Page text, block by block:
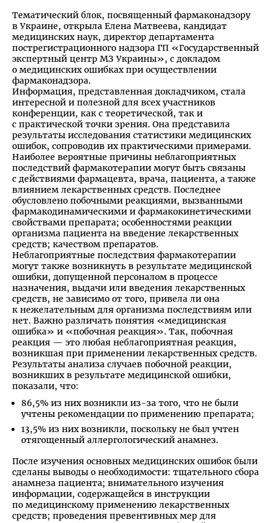
Тематический блок, посвященный фармаконадзору
в Украине, открыла Елена Матвеева, кандидат
медицинских наук, директор департамента
пострегистрационного надзора ГП «Государственный
экспертный центр МЗ Украины», с докладом
о медицинских ошибках при осуществлении
фармаконадзора.
Информация, представленная докладчиком, стала
интересной и полезной для всех участников
конференции, как с теоретической, так и
с практической точки зрения. Она представила
результаты исследования статистики медицинских
ошибок, сопроводив их практическими примерами.
Наиболее вероятные причины неблагоприятных
последствий фармакотерапии могут быть связаны
с действиями фармацевта, врача, пациента, а также
влиянием лекарственных средств. Последнее
обусловлено побочными реакциями, вызванными
фармакодинамическими и фармакокинетическими
свойствами препарата; особенностями реакции
организма пациента на введение лекарственных
средств; качеством препаратов.
Неблагоприятные последствия фармакотерапии
могут также возникнуть в результате медицинской
ошибки, допущенной персоналом в процессе
назначения, выдачи или введения лекарственных
средств, не зависимо от того, привела ли она
к нежелательным для организма последствиям или
нет. Важно различать понятия «медицинская
ошибка» и «побочная реакция». Так, побочная
реакция — это любая неблагоприятная реакция,
возникшая при применении лекарственных средств.
Результаты анализа случаев побочной реакции,
возникших в результате медицинской ошибки,
показали, что:
86,5% из них возникли из-за того, что не были
учтены рекомендации по применению препарата;
13,5% из них возникли, поскольку не был учтен
отягощенный аллергологический анамнез.
После изучения основных медицинских ошибок были
сделаны выводы о необходимости: тщательного сбора
анамнеза пациента; внимательного изучения
информации, содержащейся в инструкции
по медицинскому применению лекарственных
средств; проведения превентивных мер для